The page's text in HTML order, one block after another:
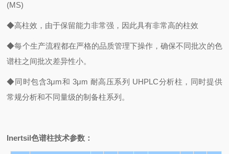
(MS)
◆高柱效，由于保留能力非常强，因此具有非常高的柱效
◆每个生产流程都在严格的品质管理下操作，确保不同批次的色
谱柱之间批次差异性小。
◆同时包含3μm和 3μm 耐高压系列 UHPLC分析柱，同时提供
常规分析和不同量级的制备柱系列。
Inertsil色谱柱技术参数：